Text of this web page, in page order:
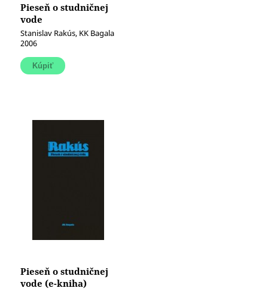
Pieseň o studničnej
vode
Stanislav Rakús, KK Bagala
2006
Pieseň o studničnej
vode (e-kniha)